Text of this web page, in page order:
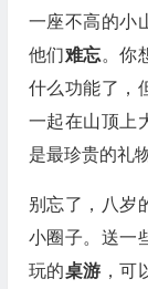
一座不高的小
他们难忘。你
什么功能了，
一起在山顶上
是最珍贵的礼物
别忘了，八岁
小圈子。送一
玩的桌游 ，可